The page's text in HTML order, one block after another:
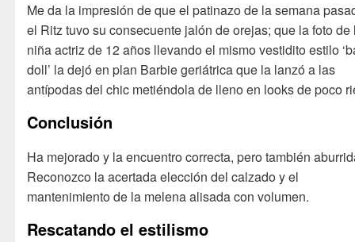
Me da la impresión de que el patinazo de la semana
el Ritz tuvo su consecuente jalón de orejas; que la foto de
niña actriz de 12 años llevando el mismo vestidito estilo
doll’ la dejó en plan Barbie geriátrica que la lanzó a las
antípodas del chic metiéndola de lleno en looks de poco
Conclusión
Ha mejorado y la encuentro correcta, pero también
Reconozco la acertada elección del calzado y el
mantenimiento de la melena alisada con volumen.
Rescatando el estilismo